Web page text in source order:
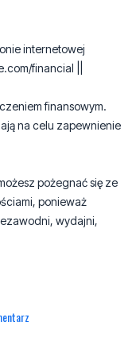
internetowej
financial ||
finansowym.
na celu zapewnienie
pożegnać się ze
ponieważ
wydajni,